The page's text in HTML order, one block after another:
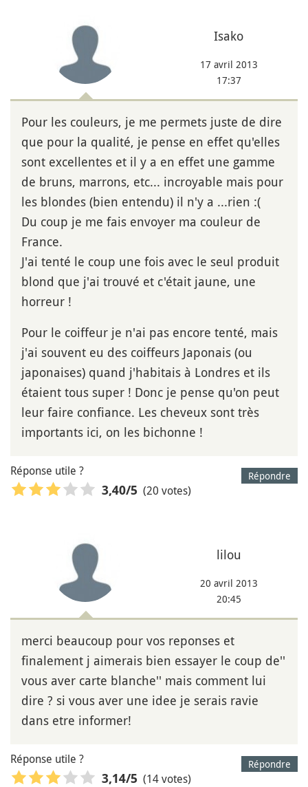
Isako
17 avril 2013
17:37
Pour les couleurs, je me permets juste de dire
que pour la qualité, je pense en effet qu'elles
sont excellentes et il y a en effet une gamme
de bruns, marrons, etc... incroyable mais pour
les blondes (bien entendu) il n'y a ...rien :(
Du coup je me fais envoyer ma couleur de
France.
J'ai tenté le coup une fois avec le seul produit
blond que j'ai trouvé et c'était jaune, une
horreur !
Pour le coiffeur je n'ai pas encore tenté, mais
j'ai souvent eu des coiffeurs Japonais (ou
japonaises) quand j'habitais à Londres et ils
étaient tous super ! Donc je pense qu'on peut
leur faire confiance. Les cheveux sont très
importants ici, on les bichonne !
Répondre
Réponse utile ?
3,40/5 (20 votes)
lilou
20 avril 2013
20:45
merci beaucoup pour vos reponses et
finalement j aimerais bien essayer le coup de''
vous aver carte blanche'' mais comment lui
dire ? si vous aver une idee je serais ravie
dans etre informer!
Répondre
Réponse utile ?
3,14/5 (14 votes)